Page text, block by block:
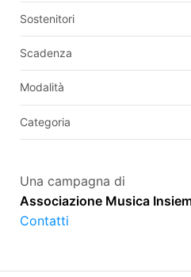
Sostenitori
Scadenza
Modalità
Categoria
Una campagna di
Associazione Musica
Contatti